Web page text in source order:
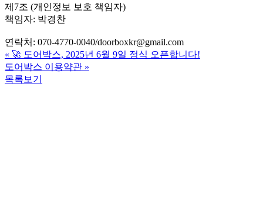
제7조 (개인정보 보호 책임자)
책임자: 박경찬
연락처: 070-4770-0040/doorboxkr@gmail.com
« 🚀 도어박스, 2025년 6월 9일 정식 오픈합니다!
도어박스 이용약관 »
목록보기